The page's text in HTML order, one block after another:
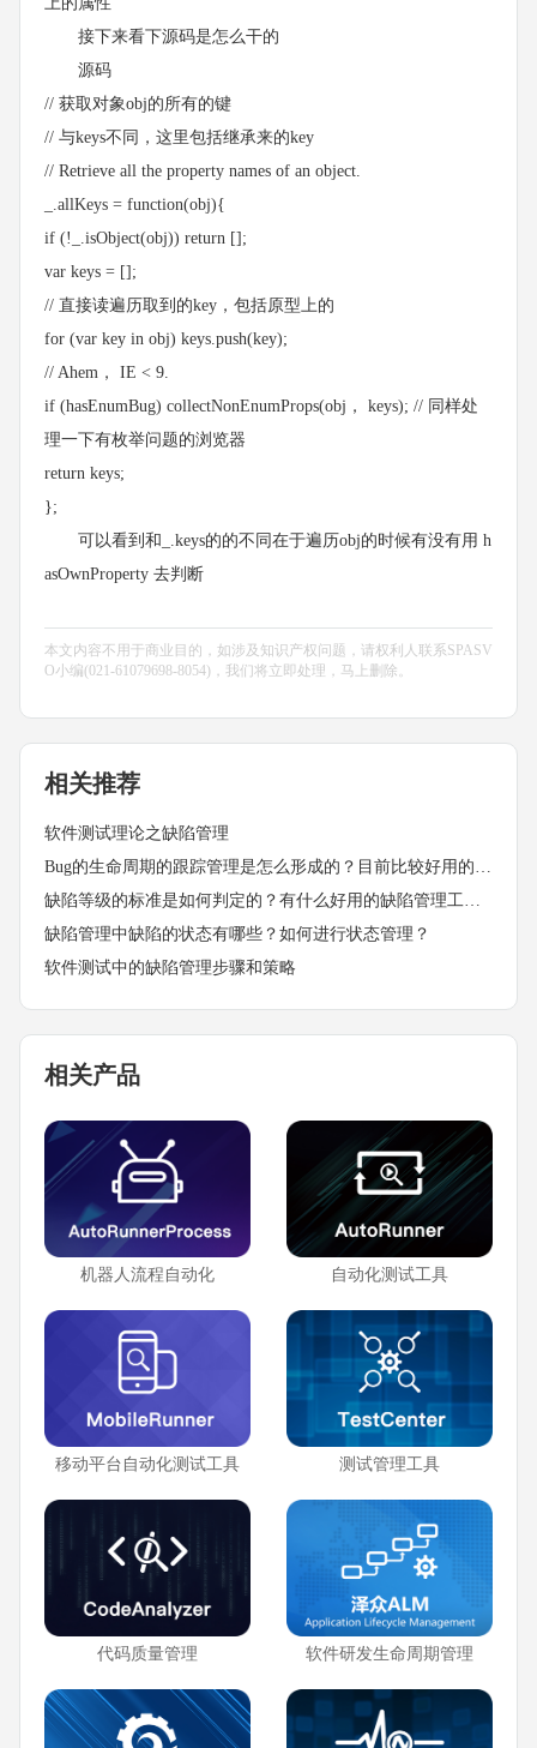
接下来看下源码是怎么干的
源码
// 获取对象obj的所有的键
// 与keys不同，这里包括继承来的key
// Retrieve all the property names of an object.
_.allKeys = function(obj){
if (!_.isObject(obj)) return [];
var keys = [];
// 直接读遍历取到的key，包括原型上的
for (var key in obj) keys.push(key);
// Ahem， IE < 9.
if (hasEnumBug) collectNonEnumProps(obj， keys); // 同样处
理一下有枚举问题的浏览器
return keys;
};
可以看到和_.keys的的不同在于遍历obj的时候有没有用 h
asOwnProperty 去判断
本文内容不用于商业目的，如涉及知识产权问题，请权利人联系SPASV
O小编(021-61079698-8054)，我们将立即处理，马上删除。
相关推荐
软件测试理论之缺陷管理
Bug的生命周期的跟踪管理是怎么形成的？目前比较好用的缺陷管理工具都具备什么特点？
缺陷等级的标准是如何判定的？有什么好用的缺陷管理工具吗？
缺陷管理中缺陷的状态有哪些？如何进行状态管理？
软件测试中的缺陷管理步骤和策略
相关产品
机器人流程自动化 自动化测试工具
移动平台自动化测试工具 测试管理工具
代码质量管理 软件研发生命周期管理